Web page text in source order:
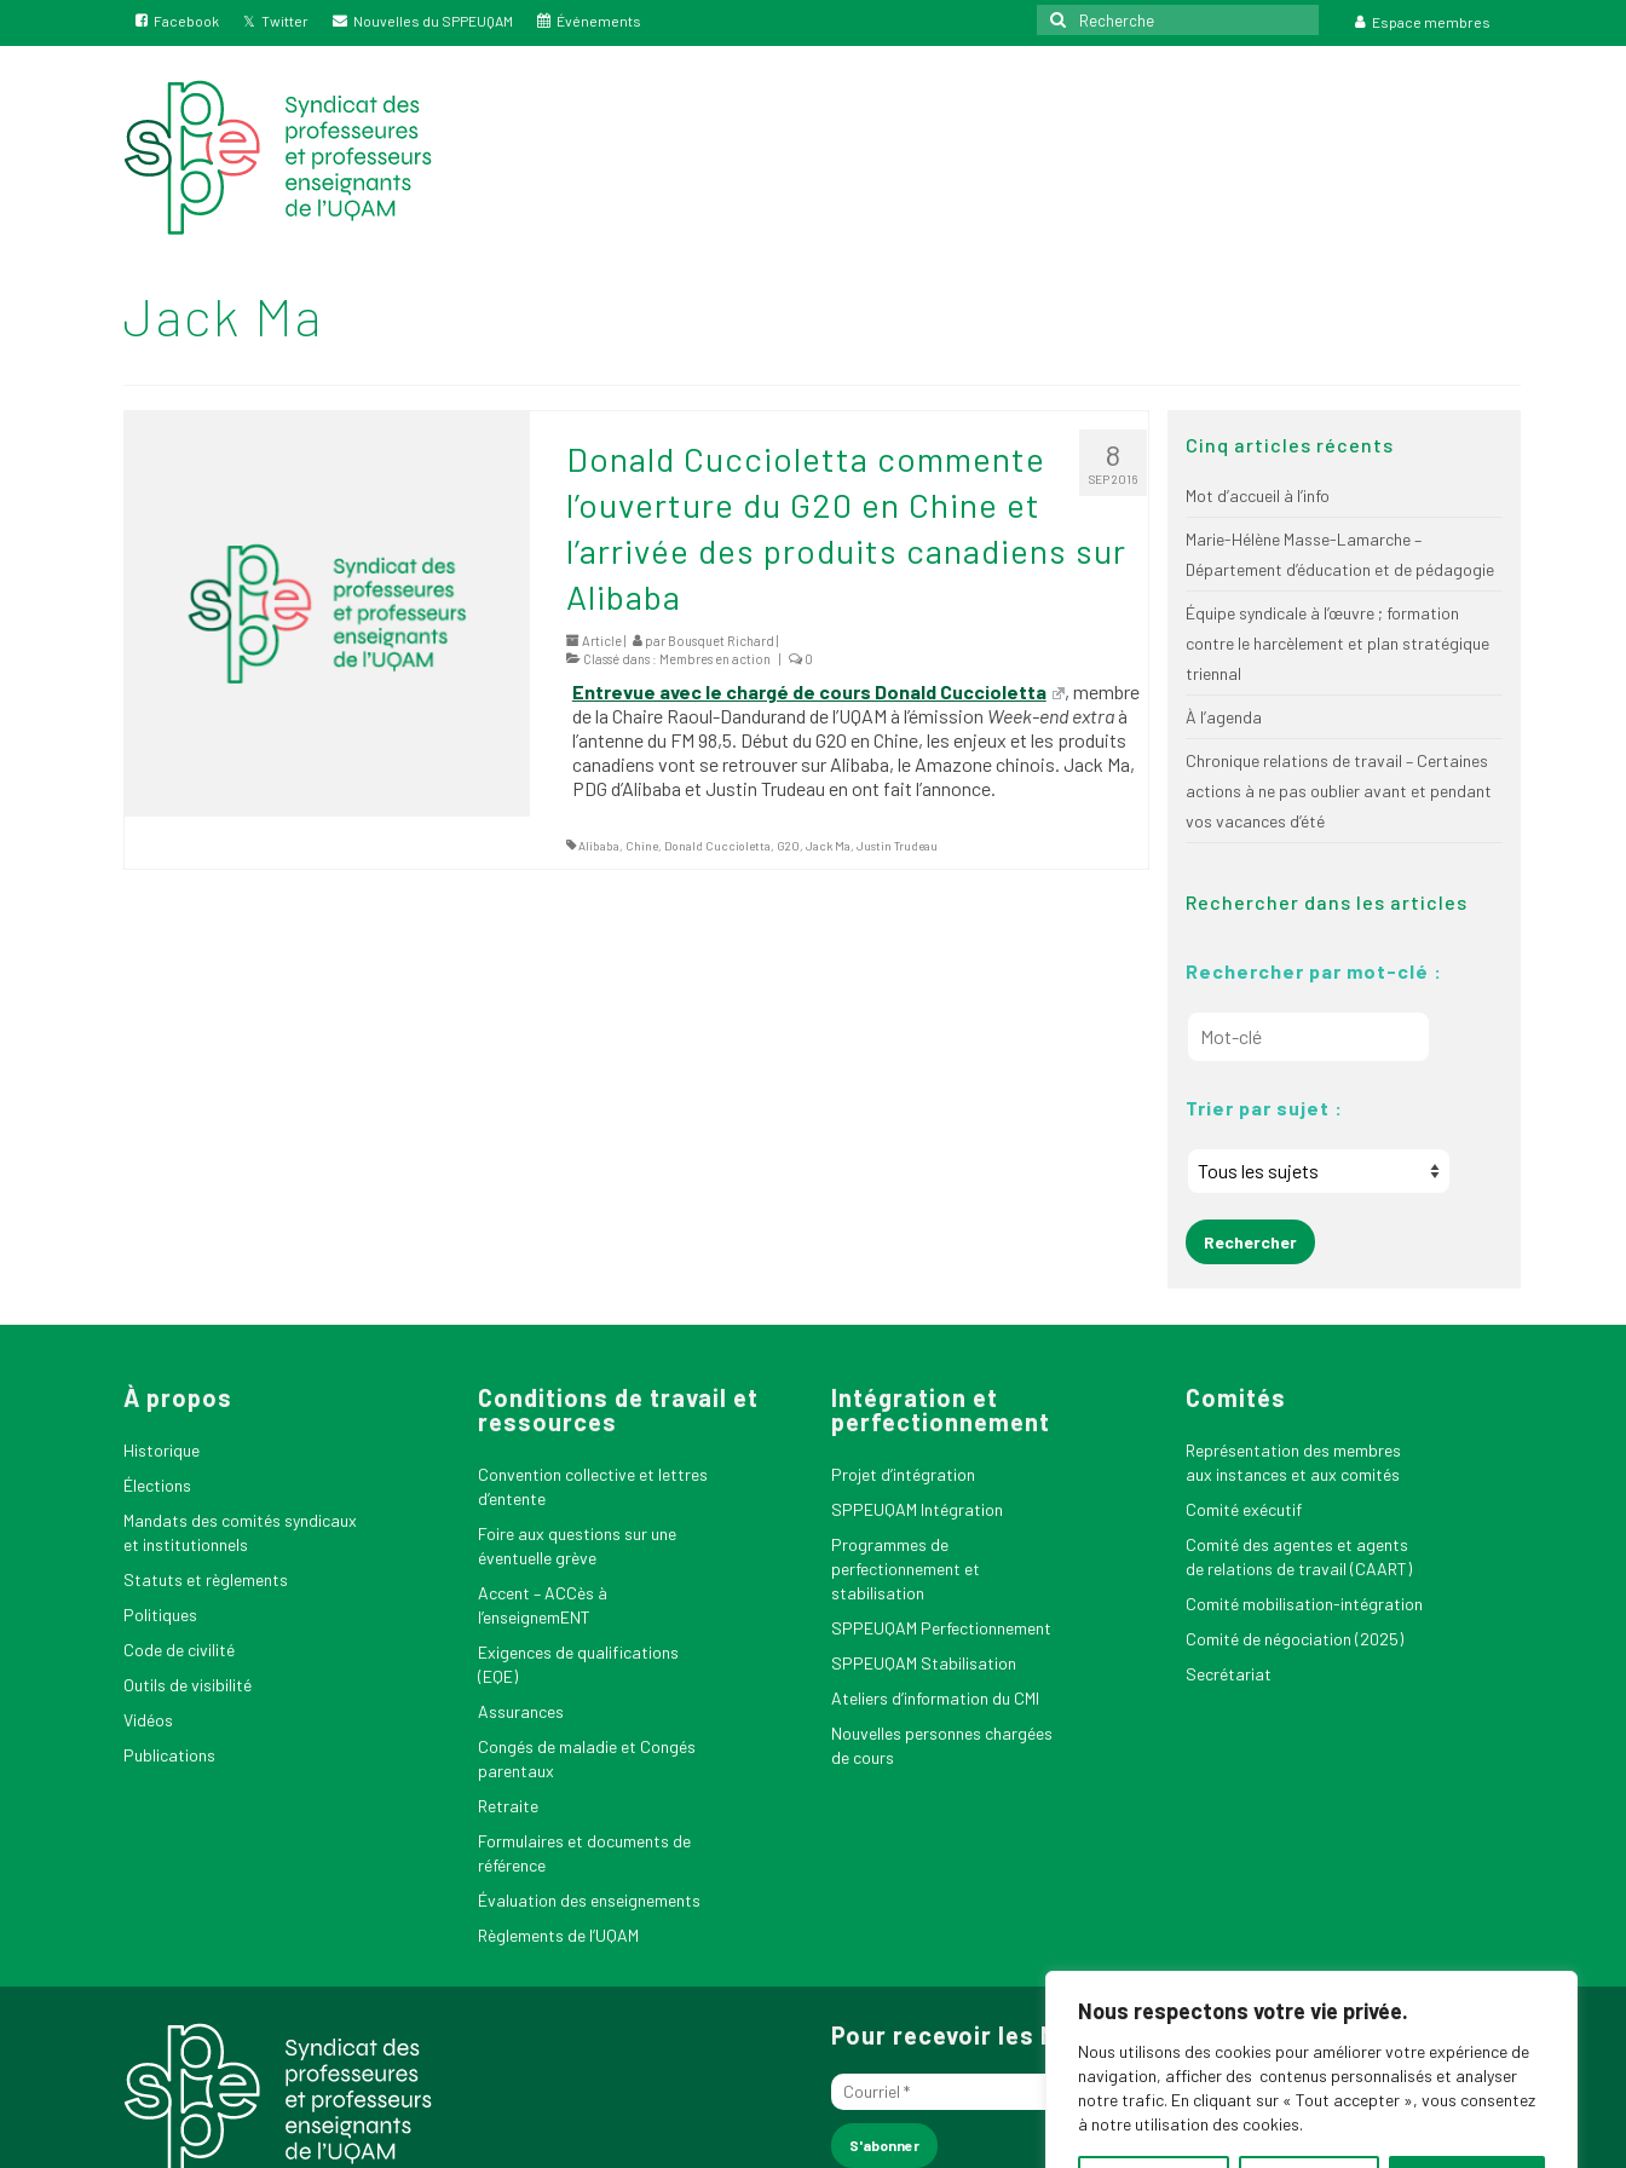
Nous respectons votre vie privée.
Nous utilisons des cookies pour améliorer votre expérience de
navigation, afficher des contenus personnalisés et analyser
notre trafic. En cliquant sur « Tout accepter », vous consentez
à notre utilisation des cookies.
Facebook Twitter Nouvelles du SPPEUQAM Événements
Rechercher
:
Espace membres
Jack Ma
8
SEP 2016
Donald Cuccioletta commente
l’ouverture du G20 en Chine et
l’arrivée des produits canadiens sur
Alibaba
Article | par Bousquet Richard |
Classé dans : Membres en action | 0
Entrevue avec le chargé de cours Donald Cuccioletta
, membre
de la Chaire Raoul-Dandurand de l’UQAM à l’émission Week-end extraà
l’antenne du FM 98,5. Début du G20 en Chine, les enjeux et les produits
canadiens vont se retrouver sur Alibaba, le Amazone chinois. Jack Ma,
PDG d’Alibaba et Justin Trudeau en ont fait l’annonce.
Alibaba, Chine, Donald Cuccioletta, G20, Jack Ma, Justin Trudeau
Cinq articles récents
Mot d’accueil à l’info
Marie-Hélène Masse-Lamarche –
Département d’éducation et de pédagogie
Équipe syndicale à l’œuvre ; formation
contre le harcèlement et plan stratégique
triennal
À l’agenda
Chronique relations de travail – Certaines
actions à ne pas oublier avant et pendant
vos vacances d’été
Rechercher dans les articles
Rechercher par mot-clé :
Trier par sujet :
À propos
Historique
Élections
Mandats des comités syndicaux
et institutionnels
Statuts et règlements
Politiques
Code de civilité
Outils de visibilité
Vidéos
Publications
Conditions de travail et
ressources
Convention collective et lettres
d’entente
Foire aux questions sur une
éventuelle grève
Accent – ACCès à
l’enseignemENT
Exigences de qualifications
(EQE)
Assurances
Congés de maladie et Congés
parentaux
Retraite
Formulaires et documents de
référence
Évaluation des enseignements
Règlements de l’UQAM
Intégration et
perfectionnement
Projet d’intégration
SPPEUQAM Intégration
Programmes de
perfectionnement et
stabilisation
SPPEUQAM Perfectionnement
SPPEUQAM Stabilisation
Ateliers d’information du CMI
Nouvelles personnes chargées
de cours
Comités
Représentation des membres
aux instances et aux comités
Comité exécutif
Comité des agentes et agents
de relations de travail (CAART)
Comité mobilisation-intégration
Comité de négociation (2025)
Secrétariat
Pour recevoir les Nouvelles du SPPEUQAM